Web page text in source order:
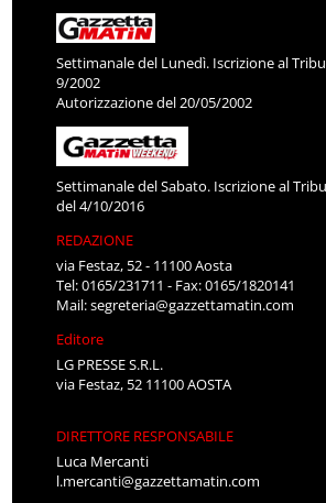
Settimanale del Lunedì. Iscrizione al
9/2002
Autorizzazione del 20/05/2002
Settimanale del Sabato. Iscrizione al
del 4/10/2016
REDAZIONE
via Festaz, 52 - 11100 Aosta
Tel: 0165/231711 - Fax: 0165/1820141
Mail:segreteria@gazzettamatin.com
Editore
LG PRESSE S.R.L.
via Festaz, 52 11100 AOSTA
DIRETTORE RESPONSABILE
Luca Mercanti
l.mercanti@gazzettamatin.com